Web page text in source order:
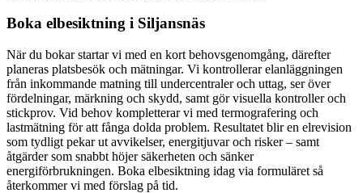
Boka elbesiktning i Siljansnäs
När du bokar startar vi med en kort behovsgenomgång, därefter
planeras platsbesök och mätningar. Vi kontrollerar elanläggningen
från inkommande matning till undercentraler och uttag, ser över
fördelningar, märkning och skydd, samt gör visuella kontroller och
stickprov. Vid behov kompletterar vi med termografering och
lastmätning för att fånga dolda problem. Resultatet blir en elrevision
som tydligt pekar ut avvikelser, energitjuvar och risker – samt
åtgärder som snabbt höjer säkerheten och sänker
energiförbrukningen. Boka elbesiktning idag via formuläret så
återkommer vi med förslag på tid.